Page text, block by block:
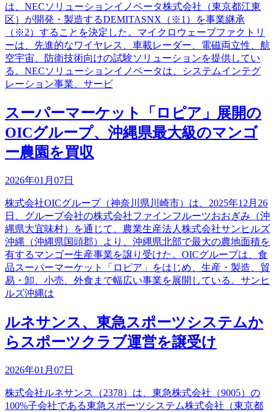
は、NECソリューションイノベータ株式会社（東京都江東
区）が開発・製造するDEMITASNX（※1）を事業継承
（※2）することを決定した。マイクロウェーブファクトリ
ーは、先進的なワイヤレス、車載レーダー、電磁両立性、航
空宇宙、防衛技術向けの試験ソリューションを提供してい
る。NECソリューションイノベータは、システムインテグ
レーション事業、サービ
スーパーマーケット「ロピア」展開の
OICグループ、沖縄県最大級のマンゴ
ー農園を買収
2026年01月07日
株式会社OICグループ（神奈川県川崎市）は、2025年12月26
日、グループ会社の株式会社ファインフルーツおおぎみ（沖
縄県大宜味村）を通じて、農業生産法人株式会社サンヒルズ
沖縄（沖縄県国頭郡）より、沖縄県北部で最大の農地面積を
有するマンゴー生産事業を譲り受けた。OICグループは、食
品スーパーマーケット「ロピア」をはじめ、生産・製造、貿
易・卸、小売、外食まで幅広い事業を展開している。サンヒ
ルズ沖縄は
ルネサンス、東急スポーツシステムか
らスポーツクラブ運営を譲受け
2026年01月07日
株式会社ルネサンス（2378）は、東急株式会社（9005）の
100%子会社である東急スポーツシステム株式会社（東京都